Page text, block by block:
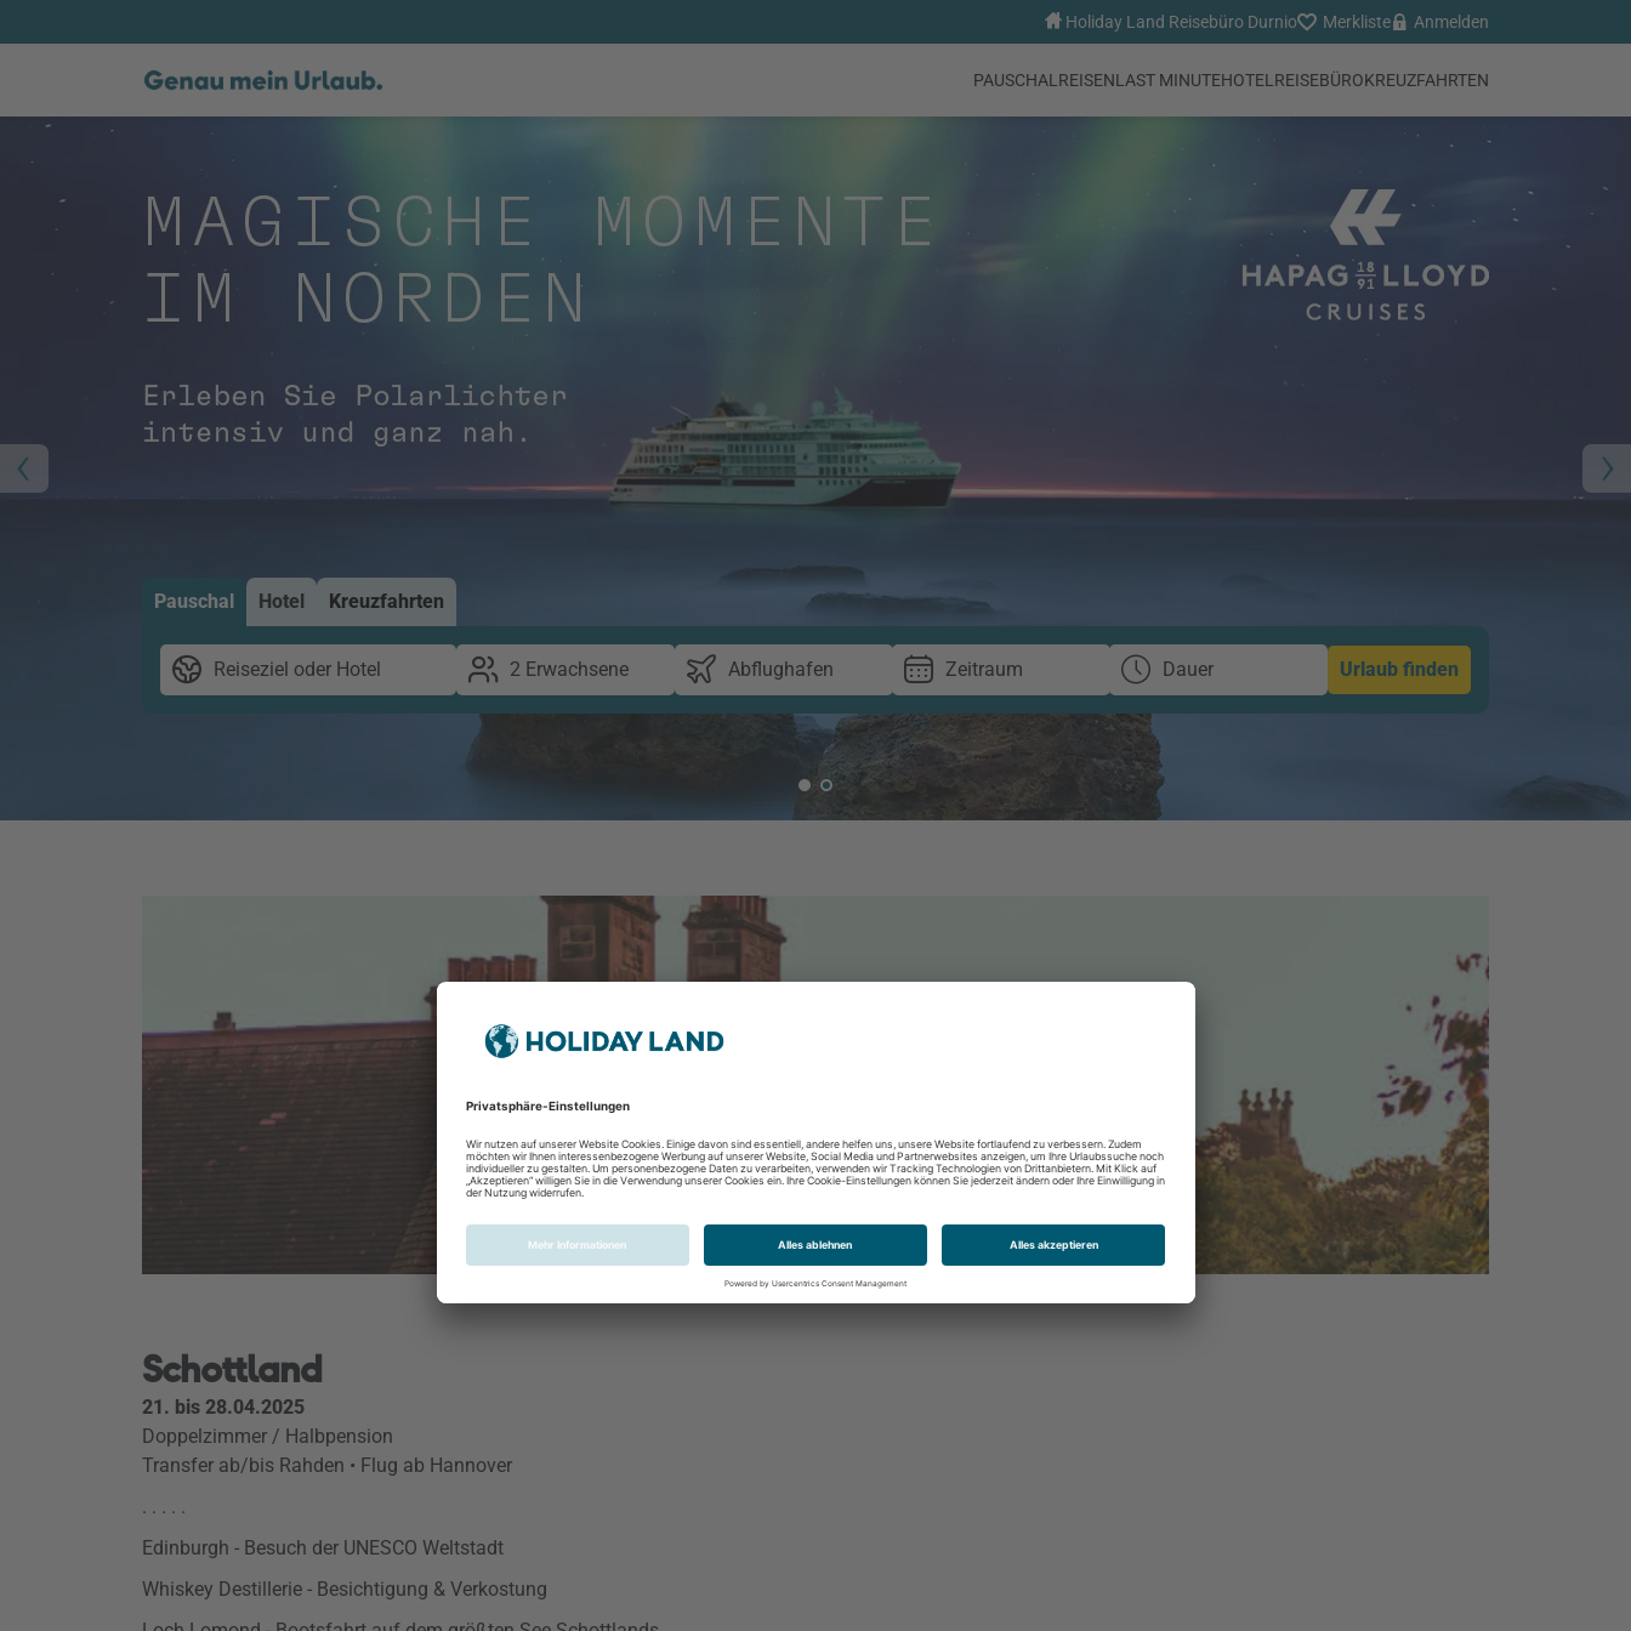
Holiday Land Reisebüro Durnio Merkliste Anmelden
PAUSCHALREISENLAST MINUTEHOTEL REISEBÜROKREUZFAHRTEN
Pauschal Hotel Kreuzfahrten
Reiseziel oder Hotel 2 Erwachsene Abflughafen Zeitraum Dauer Urlaub finden
Schottland
21. bis 28.04.2025
Doppelzimmer / Halbpension
Transfer ab/bis Rahden • Flug ab Hannover
. . . . .
Edinburgh - Besuch der UNESCO Weltstadt
Whiskey Destillerie - Besichtigung & Verkostung